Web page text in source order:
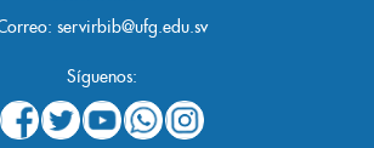
servirbib@ufg.edu.sv
Síguenos: